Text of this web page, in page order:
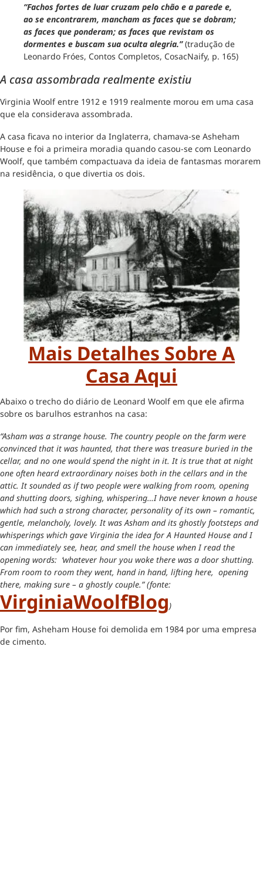
“Fachos fortes de luar cruzam pelo chão e a parede e,
ao se encontrarem, mancham as faces que se dobram;
as faces que ponderam; as faces que revistam os
dormentes e buscam sua oculta alegria.”(tradução de
Leonardo Fróes, Contos Completos, CosacNaify, p. 165)
A casa assombrada realmente existiu
Virginia Woolf entre 1912 e 1919 realmente morou em uma casa
que ela considerava assombrada.
A casa ficava no interior da Inglaterra, chamava-se Asheham
House e foi a primeira moradia quando casou-se com Leonardo
Woolf, que também compactuava da ideia de fantasmas morarem
na residência, o que divertia os dois.
Mais Detalhes Sobre A
Casa Aqui
Abaixo o trecho do diário de Leonard Woolf em que ele afirma
sobre os barulhos estranhos na casa:
“Asham was a strange house. The country people on the farm were
convinced that it was haunted, that there was treasure buried in the
cellar, and no one would spend the night in it. It is true that at night
one often heard extraordinary noises both in the cellars and in the
attic. It sounded as if two people were walking from room, opening
and shutting doors, sighing, whispering…I have never known a house
which had such a strong character, personality of its own – romantic,
gentle, melancholy, lovely. It was Asham and its ghostly footsteps and
whisperings which gave Virginia the idea for A Haunted House and I
can immediately see, hear, and smell the house when I read the
opening words: ‘whatever hour you woke there was a door shutting.
From room to room they went, hand in hand, lifting here, opening
there, making sure – a ghostly couple.” (fonte:
VirginiaWoolfBlog)
Por fim, Asheham House foi demolida em 1984 por uma empresa
de cimento.